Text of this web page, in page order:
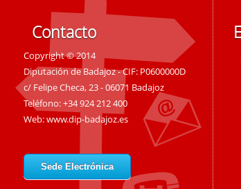
Contacto
Copyright © 2014
Diputación de Badajoz - CIF: P0600000D
c/ Felipe Checa, 23 - 06071 Badajoz
Teléfono: +34 924 212 400
Web:www.dip-badajoz.es
Sede Electrónica